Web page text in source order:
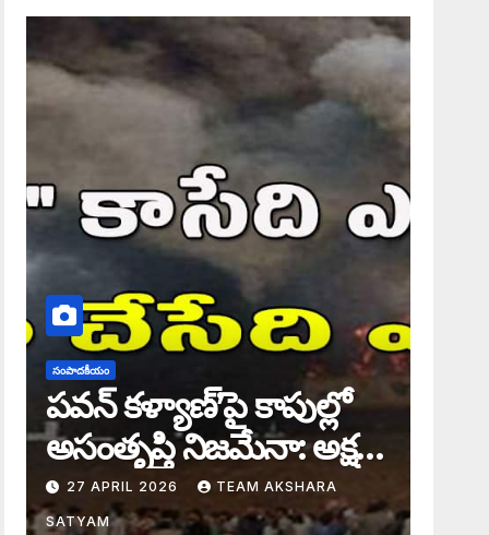
సంపాదకీయం
పవన్ కళ్యాణ్’పై కాపుల్లో
అసంతృప్తి నిజమేనా: అక్షర
సందేశం
27 APRIL 2026 TEAM AKSHARA
SATYAM